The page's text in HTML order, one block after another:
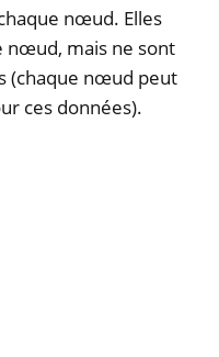
nœud. Elles
nœud, mais ne sont
(chaque nœud peut
ces données).